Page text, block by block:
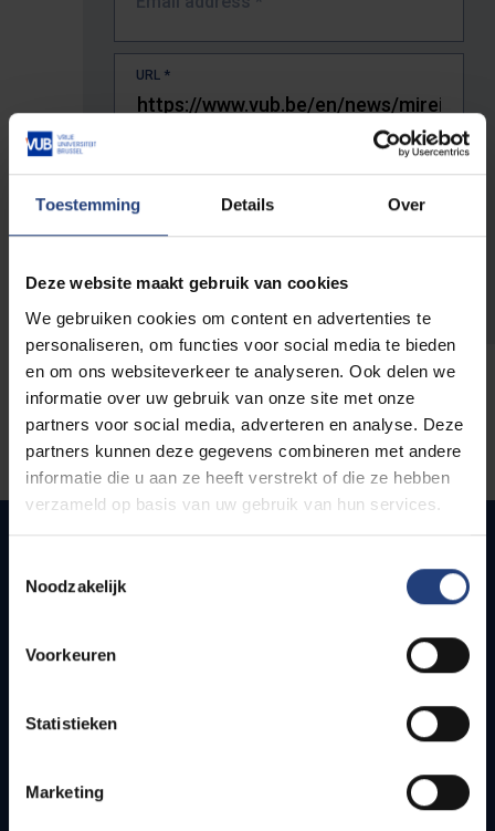
Toestemming Details Over
Deze website maakt gebruik van cookies
We gebruiken cookies om content en advertenties te
personaliseren, om functies voor social media te bieden
en om ons websiteverkeer te analyseren. Ook delen we
informatie over uw gebruik van onze site met onze
partners voor social media, adverteren en analyse. Deze
partners kunnen deze gegevens combineren met andere
informatie die u aan ze heeft verstrekt of die ze hebben
verzameld op basis van uw gebruik van hun services.
Noodzakelijk
Voorkeuren
Statistieken
Marketing
URL *
The full URL of the page where you encountered the error.
Quick links
How to get to the VUB campuses